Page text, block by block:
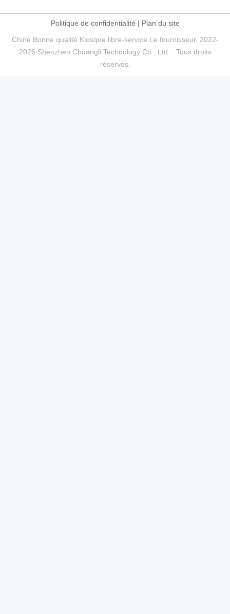
Politique de confidentialité | Plan du site
Chine Bonne qualité Kiosque libre-service Le fournisseur. 2022-
2026 Shenzhen Chuangli Technology Co., Ltd. . Tous droits
réservés.